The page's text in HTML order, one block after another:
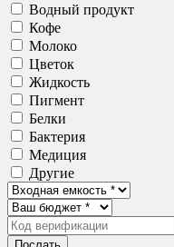
Водный продукт
Кофе
Молоко
Цветок
Жидкость
Пигмент
Белки
Бактерия
Медиция
Другие